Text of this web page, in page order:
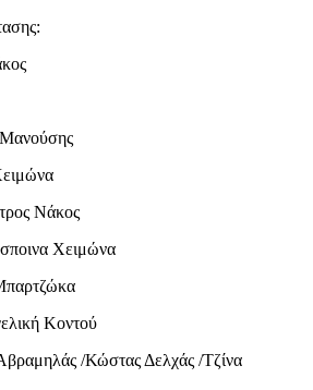
Νάκος
Χειμώνα
Κοντού
/Κώστας Δελχάς /Τζίνα